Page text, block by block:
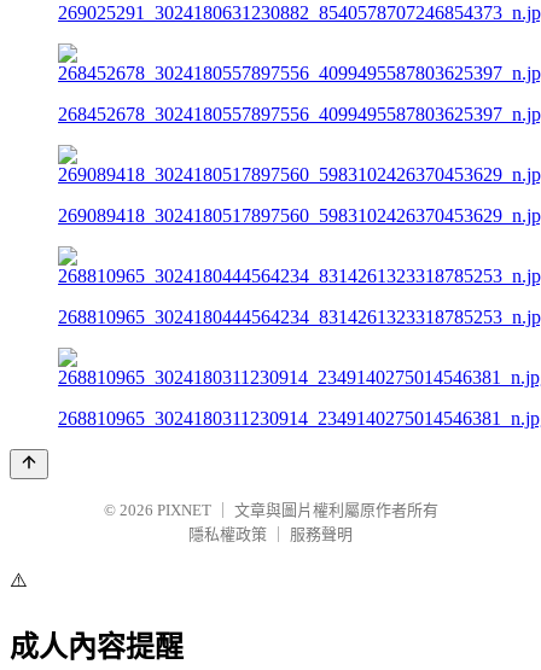
© 2026 PIXNET
文章與圖片權利屬原作者所有
隱私權政策
服務聲明
⚠️
成人內容提醒